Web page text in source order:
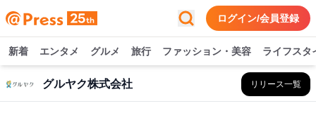
ログイン/会員登録
新着 エンタメ グルメ 旅行 ファッション・美容 ライフスタ
グルヤク株式会社 リリース一覧